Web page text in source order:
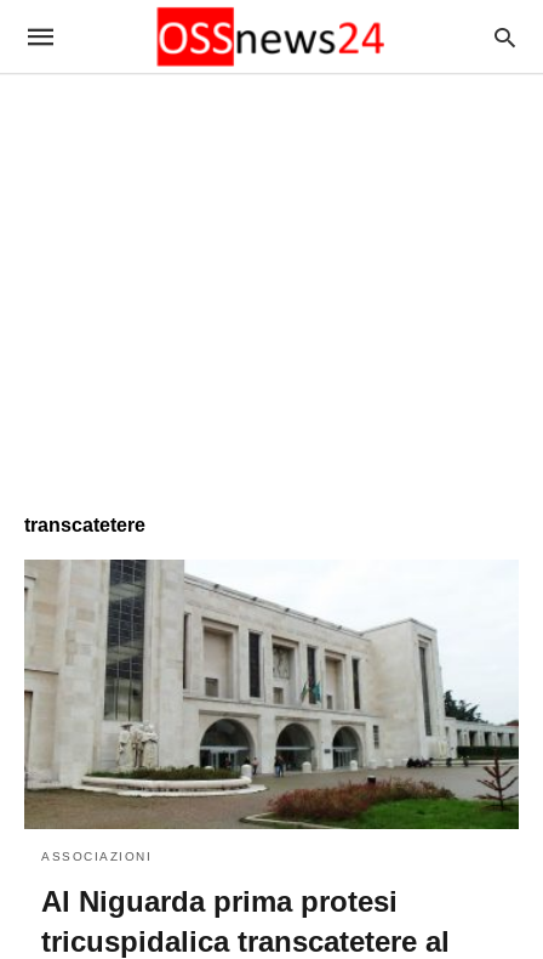
transcatetere
ASSOCIAZIONI
Al Niguarda prima protesi
tricuspidalica transcatetere al